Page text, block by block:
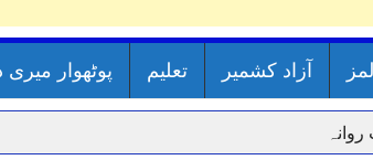
آزاد کشمیر تعلیم پوٹھوار